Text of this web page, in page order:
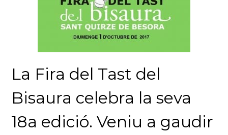
La Fira del Tast del
Bisaura celebra la seva
18a edició. Veniu a gaudir